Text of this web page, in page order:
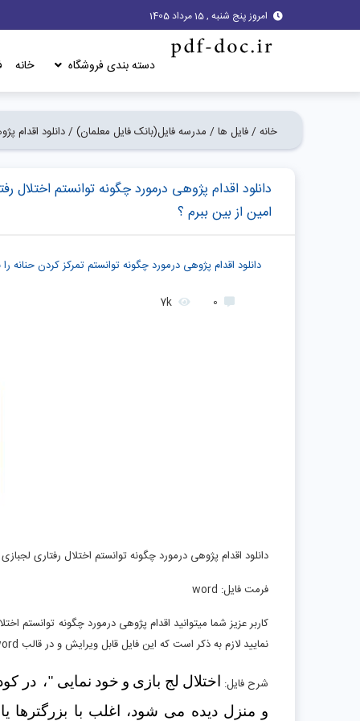
امروز پنج شنبه , 15 مرداد 1405
دسته بندی فروشگاه خانه
خانه /فایل ها / مدرسه فایل(بانک فایل معلمان) /دانلود اقدام
دانلود اقدام پژوهی درمورد چگونه توانستم اختلال
امین از بین ببرم ؟
دانلود اقدام پژوهی درمورد چگونه توانستم تمرکز کردن حنانه
0
7k
دانلود اقدام پژوهی درمورد چگونه توانستم اختلال رفتاری
فرمت فایل: word
کاربر عزیز شما میتوانید اقدام پژوهی درمورد چگونه توانستم
نمایید لازم به ذکر است که این فایل قابل ویرایش و در قالب word وpdf و با قیمت بسیار مناسب در دسترس شما عزیزان قرار گرفته است
شرح فایل: